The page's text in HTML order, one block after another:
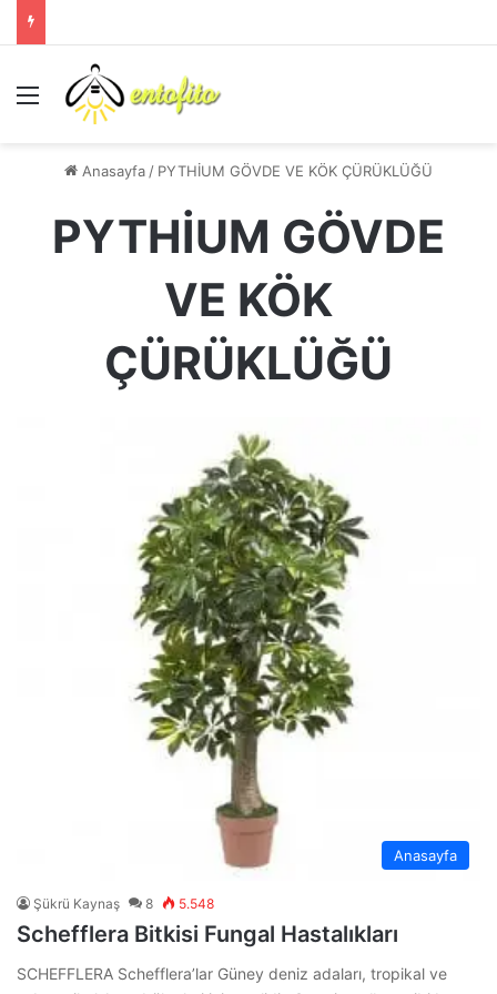
Menü
Anasayfa / PYTHİUM GÖVDE VE KÖK ÇÜRÜKLÜĞÜ
PYTHİUM GÖVDE
VE KÖK
ÇÜRÜKLÜĞÜ
Anasayfa
Şükrü Kaynaş 8 5.548
Schefflera Bitkisi Fungal Hastalıkları
SCHEFFLERA Schefflera’lar Güney deniz adaları, tropikal ve